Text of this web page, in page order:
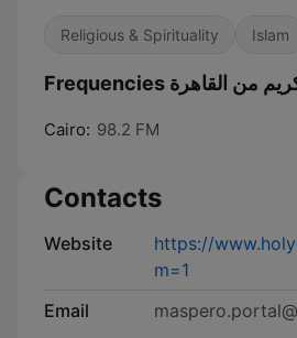
Religious & Spirituality Islam
Cairo: 98.2 FM
Contacts
Website
https://
m=1
Email